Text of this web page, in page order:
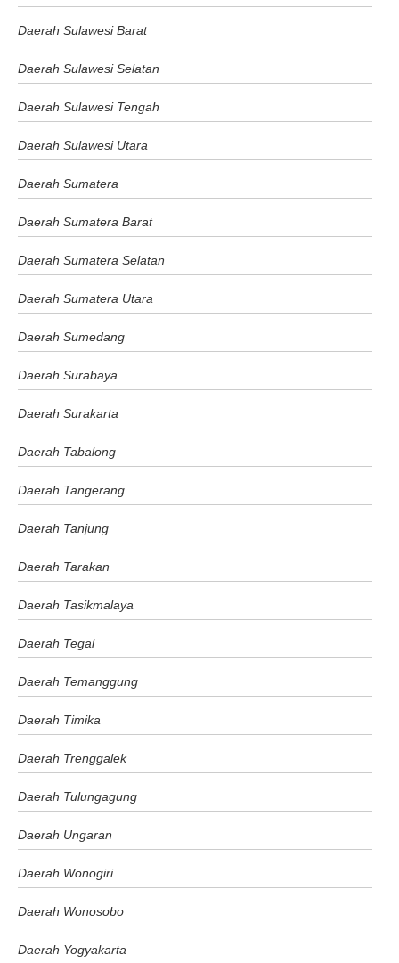
Daerah Sulawesi Barat
Daerah Sulawesi Selatan
Daerah Sulawesi Tengah
Daerah Sulawesi Utara
Daerah Sumatera
Daerah Sumatera Barat
Daerah Sumatera Selatan
Daerah Sumatera Utara
Daerah Sumedang
Daerah Surabaya
Daerah Surakarta
Daerah Tabalong
Daerah Tangerang
Daerah Tanjung
Daerah Tarakan
Daerah Tasikmalaya
Daerah Tegal
Daerah Temanggung
Daerah Timika
Daerah Trenggalek
Daerah Tulungagung
Daerah Ungaran
Daerah Wonogiri
Daerah Wonosobo
Daerah Yogyakarta